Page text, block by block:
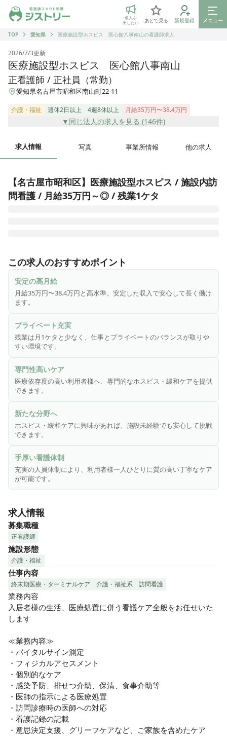
ジストリー 看護師の転職マッチング
求人を
出したい
あとで見る 新規登録
メニュー
TOP
愛知県 医療施設型ホスピス 医心館八事南山の看護師求人
2026/7/3更新
医療施設型ホスピス 医心館八事南山
正看護師 / 正社員（常勤）
愛知県名古屋市昭和区南山町22-11
介護・福祉 週休2日以上 4週8休以上 月給35万円〜38.4万円
▼同じ法人の求人を見る (146件)
求人情報 写真 事業所情報 他の求人
【名古屋市昭和区】医療施設型ホスピス / 施設内訪
問看護 / 月給35万円～◎ / 残業1ケタ
高い方をお受け入れし、大切な時間を穏やかに過ごしていた
だくための、安らぎの療養の場です。医療施設型ホスピスと
して皆様からのニーズにお応えし、療養環境の地域間格差の
是正に貢献するため、全国各地で医心館を展開しています。
終末期のがんや神経変性疾患を患う方、人工呼吸器を使用し
ている方、頻繁な喀痰吸引が必要な方――などの医療依存度
が高い方々。そうした方々に安心して療養生活を送っていた
だくため、充実の人員体制を整えています。
◎こんな方にピッタリ！！
・緩和ケアやホスピスに興味がある方
・病院での経験を活かし、新たな分野にチャレンジしたい方
・施設未経験だけど働いてみたい方
この求人のおすすめポイント
安定の高月給
月給35万円〜38.4万円と高水準。安定した収入で安心して長く働け
ます。
プライベート充実
残業は月1ケタと少なく、仕事とプライベートのバランスが取りや
すい環境です。
専門性高いケア
医療依存度の高い利用者様へ、専門的なホスピス・緩和ケアを提供
できます。
新たな分野へ
ホスピス・緩和ケアに興味があれば、施設未経験でも安心して挑戦
できます。
手厚い看護体制
充実の人員体制により、利用者様一人ひとりに質の高い丁寧なケア
が可能です。
求人情報
募集職種
正看護師
施設形態
介護・福祉
仕事内容
終末期医療・ターミナルケア 介護・福祉系 訪問看護
業務内容
入居者様の生活、医療処置に併う看護ケア全般をお任せいた
します
≪業務内容≫
・バイタルサイン測定
・フィジカルアセスメント
・個別的なケア
・感染予防、排せつ介助、保清、食事介助等
・医師の指示による医療処置
・訪問診療時の医師への対応
・看護記録の記載
・意思決定支援、グリーフケアなど、ご家族を含めたケア